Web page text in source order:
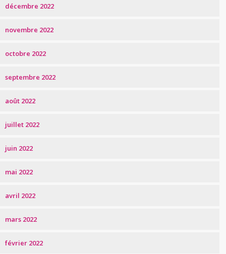
décembre 2022
novembre 2022
octobre 2022
septembre 2022
août 2022
juillet 2022
juin 2022
mai 2022
avril 2022
mars 2022
février 2022